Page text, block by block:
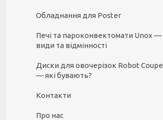
Обладнання для Poster
Печі та пароконвектомати Unox —
види та відмінності
Диски для овочерізок Robot Coupe
— які бувають?
Контакти
Про нас